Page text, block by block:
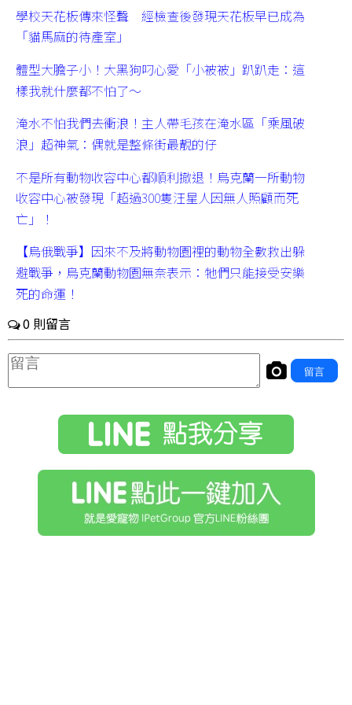
學校天花板傳來怪聲 經檢查後發現天花板早已成為
「貓馬麻的待產室」
體型大膽子小！大黑狗叼心愛「小被被」趴趴走：這
樣我就什麼都不怕了～
淹水不怕我們去衝浪！主人帶毛孩在淹水區「乘風破
浪」超神氣：偶就是整條街最靚的仔
不是所有動物收容中心都順利撤退！烏克蘭一所動物
收容中心被發現「超過300隻汪星人因無人照顧而死
亡」！
【烏俄戰爭】因來不及將動物園裡的動物全數救出躲
避戰爭，烏克蘭動物園無奈表示：牠們只能接受安樂
死的命運！